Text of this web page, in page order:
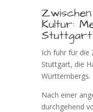
Kultur:
Stuttgart
Ich fuhr für die
Stuttgart, die
Württembergs.
Nach einer
durchgehend